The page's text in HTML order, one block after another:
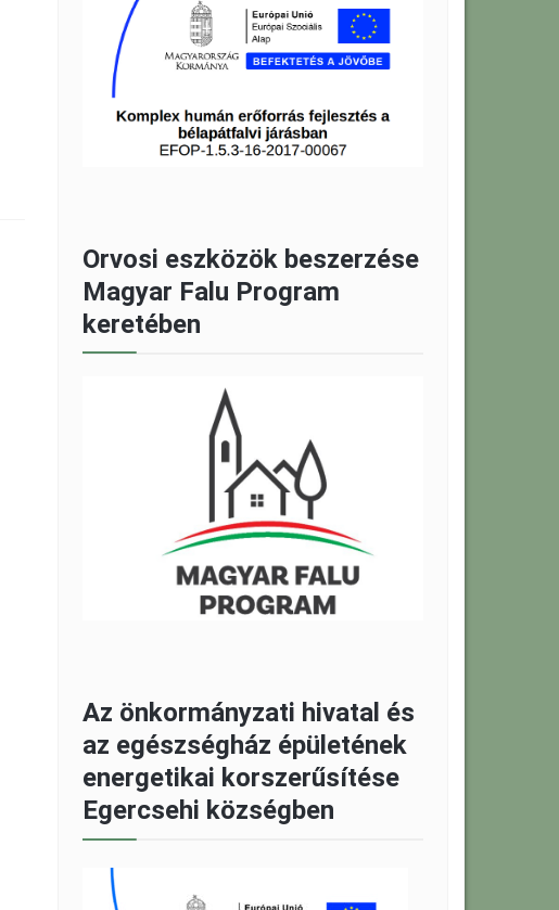
Orvosi eszközök beszerzése
Magyar Falu Program
keretében
Az önkormányzati hivatal és
az egészségház épületének
energetikai korszerűsítése
Egercsehi községben